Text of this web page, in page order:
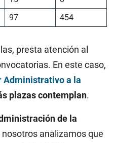
97 454
presta atención al
En este caso,
Administrativo a la
plazas contemplan.
de la
nosotros analizamos que